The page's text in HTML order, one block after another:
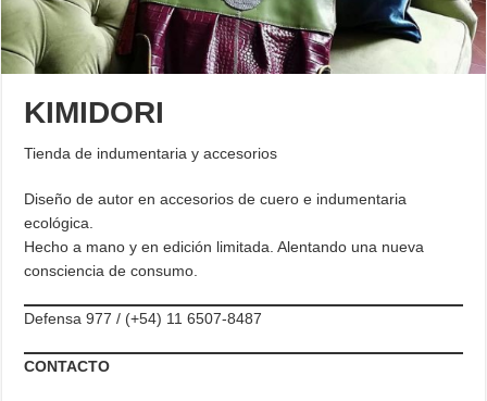
KIMIDORI
Tienda de indumentaria y accesorios
Diseño de autor en accesorios de cuero e indumentaria
ecológica.
Hecho a mano y en edición limitada. Alentando una nueva
consciencia de consumo.
Defensa 977 / (+54) 11 6507-8487
CONTACTO